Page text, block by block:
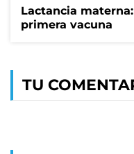
Lactancia
primera vacuna
TU